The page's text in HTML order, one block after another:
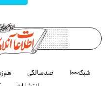
شبکه۱۰۰ صدسالگی